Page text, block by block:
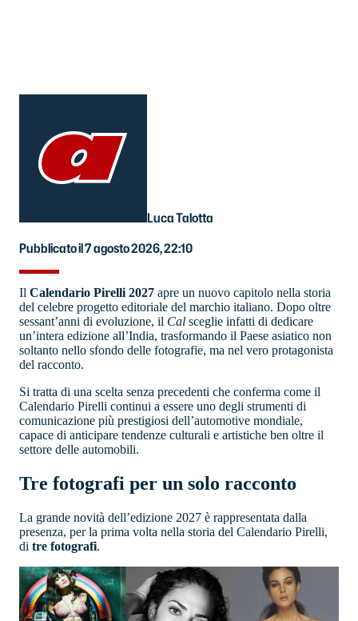
Luca Talotta
Pubblicato il 7 agosto 2026, 22:10
Il Calendario Pirelli 2027 apre un nuovo capitolo nella storia
del celebre progetto editoriale del marchio italiano. Dopo oltre
sessant’anni di evoluzione, il Cal sceglie infatti di dedicare
un’intera edizione all’India, trasformando il Paese asiatico non
soltanto nello sfondo delle fotografie, ma nel vero protagonista
del racconto.
Si tratta di una scelta senza precedenti che conferma come il
Calendario Pirelli continui a essere uno degli strumenti di
comunicazione più prestigiosi dell’automotive mondiale,
capace di anticipare tendenze culturali e artistiche ben oltre il
settore delle automobili.
Tre fotografi per un solo racconto
La grande novità dell’edizione 2027 è rappresentata dalla
presenza, per la prima volta nella storia del Calendario Pirelli,
di tre fotografi.